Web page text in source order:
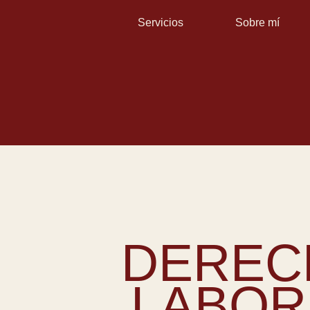
Servicios Sobre mí